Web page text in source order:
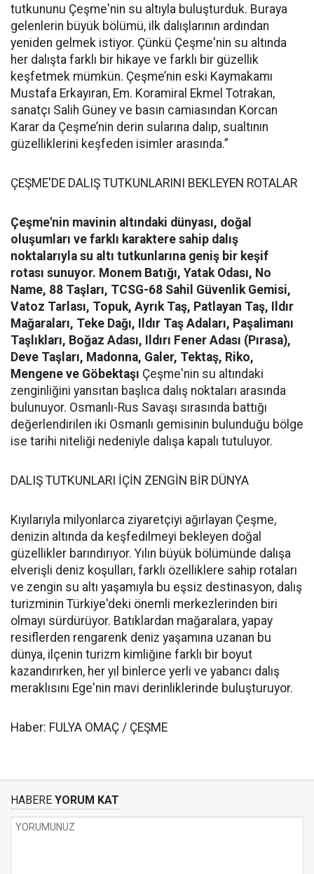
tutkununu Çeşme'nin su altıyla buluşturduk. Buraya
gelenlerin büyük bölümü, ilk dalışlarının ardından
yeniden gelmek istiyor. Çünkü Çeşme'nin su altında
her dalışta farklı bir hikaye ve farklı bir güzellik
keşfetmek mümkün. Çeşme’nin eski Kaymakamı
Mustafa Erkayıran, Em. Koramiral Ekmel Totrakan,
sanatçı Salih Güney ve basın camiasından Korcan
Karar da Çeşme’nin derin sularına dalıp, sualtının
güzelliklerini keşfeden isimler arasında.”
ÇEŞME'DE DALIŞ TUTKUNLARINI BEKLEYEN ROTALAR
Çeşme'nin mavinin altındaki dünyası, doğal
oluşumları ve farklı karaktere sahip dalış
noktalarıyla su altı tutkunlarına geniş bir keşif
rotası sunuyor. Monem Batığı, Yatak Odası, No
Name, 88 Taşları, TCSG-68 Sahil Güvenlik Gemisi,
Vatoz Tarlası, Topuk, Ayrık Taş, Patlayan Taş, Ildır
Mağaraları, Teke Dağı, Ildır Taş Adaları, Paşalimanı
Taşlıkları, Boğaz Adası, Ildırı Fener Adası (Pırasa),
Deve Taşları, Madonna, Galer, Tektaş, Riko,
Mengene ve Göbektaşı Çeşme'nin su altındaki
zenginliğini yansıtan başlıca dalış noktaları arasında
bulunuyor. Osmanlı-Rus Savaşı sırasında battığı
değerlendirilen iki Osmanlı gemisinin bulunduğu bölge
ise tarihi niteliği nedeniyle dalışa kapalı tutuluyor.
DALIŞ TUTKUNLARI İÇİN ZENGİN BİR DÜNYA
Kıyılarıyla milyonlarca ziyaretçiyi ağırlayan Çeşme,
denizin altında da keşfedilmeyi bekleyen doğal
güzellikler barındırıyor. Yılın büyük bölümünde dalışa
elverişli deniz koşulları, farklı özelliklere sahip rotaları
ve zengin su altı yaşamıyla bu eşsiz destinasyon, dalış
turizminin Türkiye'deki önemli merkezlerinden biri
olmayı sürdürüyor. Batıklardan mağaralara, yapay
resiflerden rengarenk deniz yaşamına uzanan bu
dünya, ilçenin turizm kimliğine farklı bir boyut
kazandırırken, her yıl binlerce yerli ve yabancı dalış
meraklısını Ege'nin mavi derinliklerinde buluşturuyor.
Haber: FULYA OMAÇ / ÇEŞME
HABERE YORUM KAT